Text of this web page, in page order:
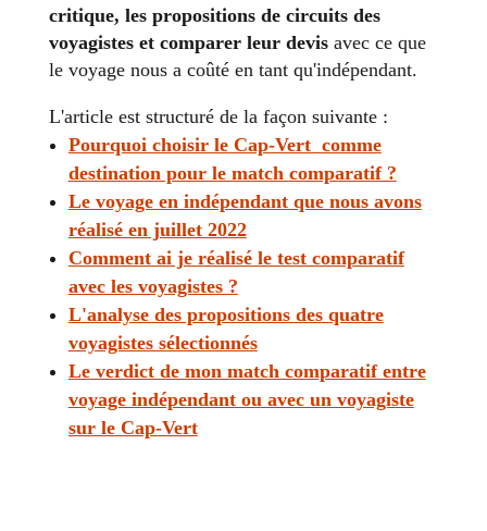
critique, les propositions de circuits des
voyagistes et comparer leur devisavec ce que
le voyage nous a coûté en tant qu'indépendant.
L'article est structuré de la façon suivante :
Pourquoi choisir le Cap-Vert comme
destination pour le match comparatif ?
Le voyage en indépendant que nous avons
réalisé en juillet 2022
Comment ai je réalisé le test comparatif
avec les voyagistes ?
L'analyse des propositions des quatre
voyagistes sélectionnés
Le verdict de mon match comparatif entre
voyage indépendant ou avec un voyagiste
sur le Cap-Vert